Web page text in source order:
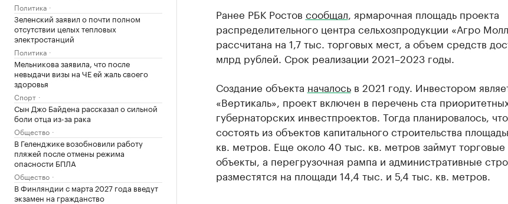
Политика
Зеленский заявил о почти полном
отсутствии целых тепловых
электростанций
Политика
Мельникова заявила, что после
невыдачи визы на ЧЕ ей жаль своего
здоровья
Спорт
Сын Джо Байдена рассказал о сильной
боли отца из-за рака
Общество
В Геленджике возобновили работу
пляжей после отмены режима
опасности БПЛА
Общество
В Финляндии с марта 2027 года введут
экзамен на гражданство
Ранее РБК Ростов сообщал , ярмарочная площадь проекта
распределительного центра сельхозпродукции «Агро
рассчитана на 1,7 тыс. торговых мест, а объем средств
млрд рублей. Срок реализации 2021–2023 годы.
Создание объекта началосьв 2021 году. Инвестором
«Вертикаль», проект включен в перечень ста
губернаторских инвестпроектов. Тогда планировалось,
состоять из объектов капитального строительства
кв. метров. Еще около 40 тыс. кв. метров займут торговые
объекты, а перегрузочная рампа и административные
разместятся на площади 14,4 тыс. и 5,4 тыс. кв. метров.